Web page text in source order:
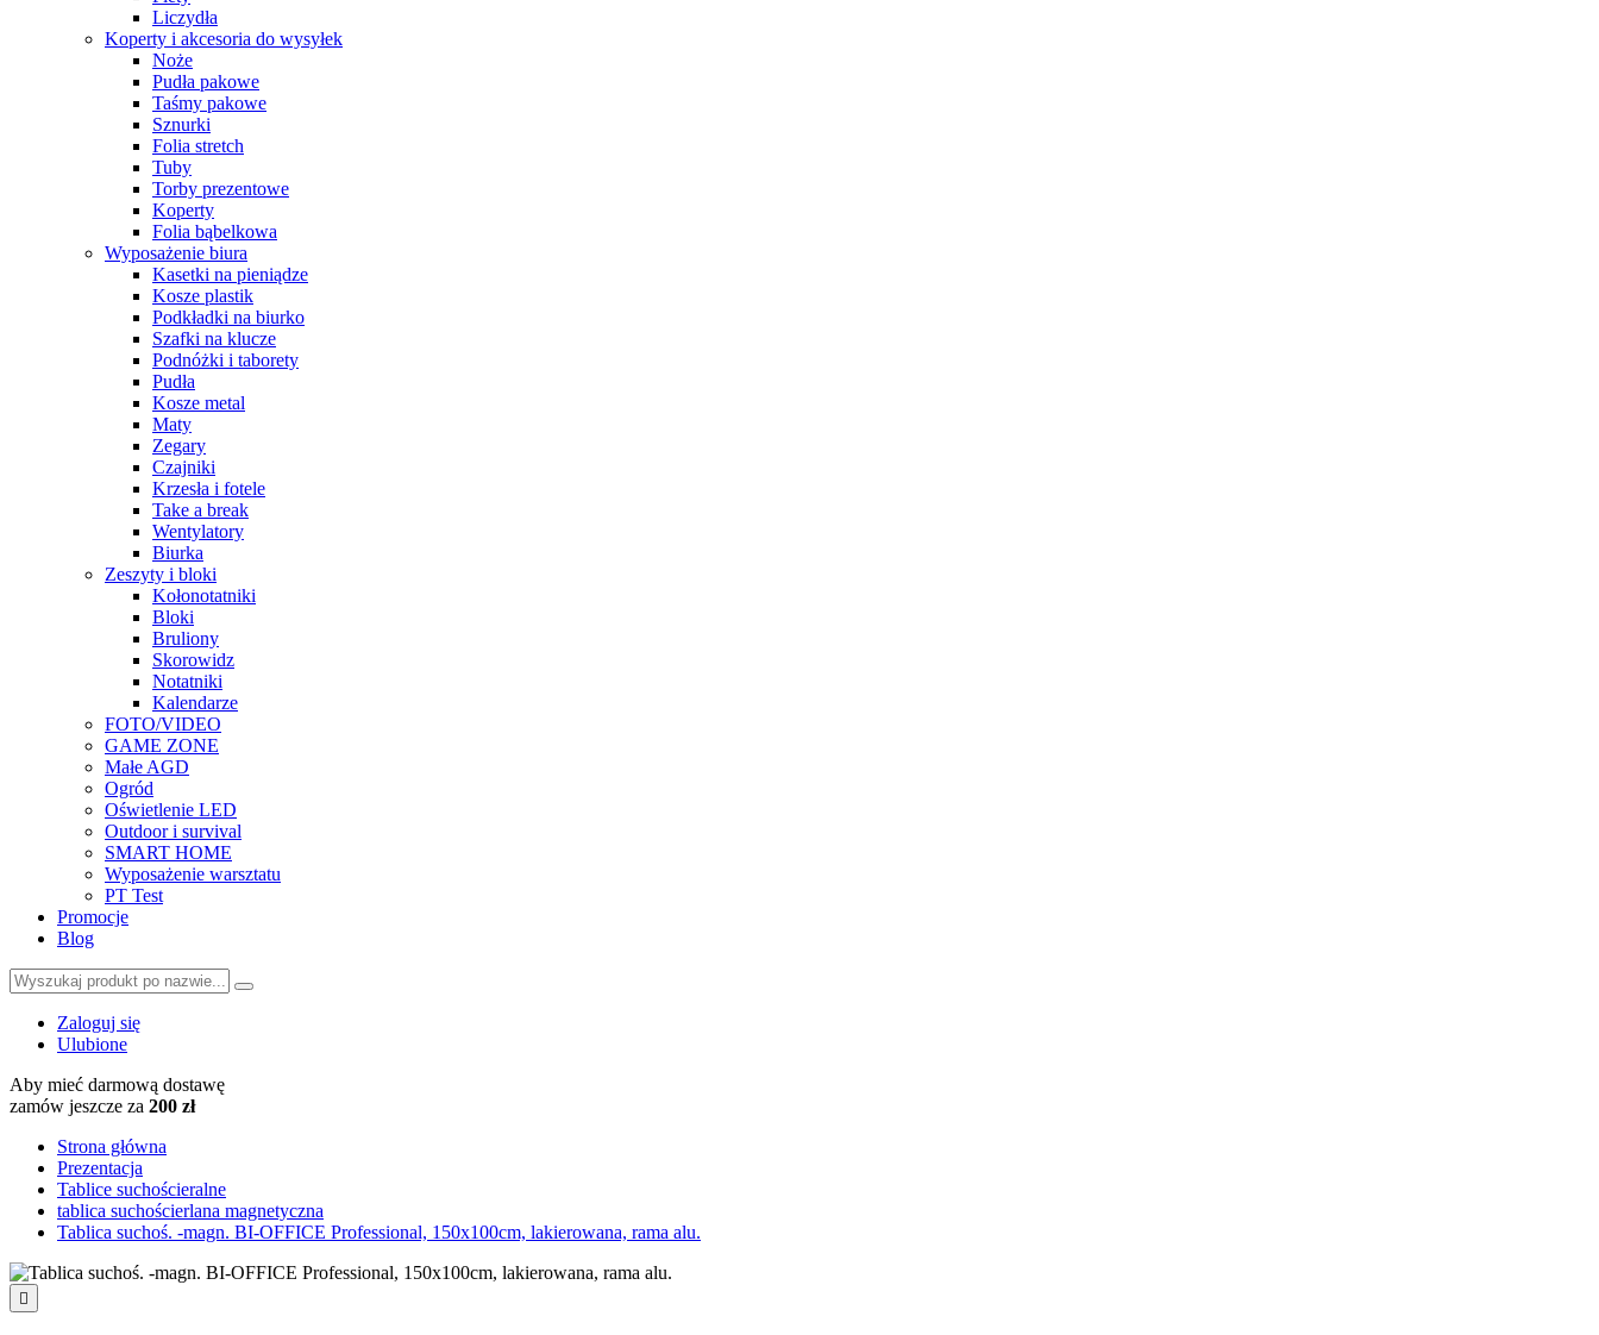
Liczydła
Koperty i akcesoria do wysyłek
Noże
Pudła pakowe
Taśmy pakowe
Sznurki
Folia stretch
Tuby
Torby prezentowe
Koperty
Folia bąbelkowa
Wyposażenie biura
Kasetki na pieniądze
Kosze plastik
Podkładki na biurko
Szafki na klucze
Podnóżki i taborety
Pudła
Kosze metal
Maty
Zegary
Czajniki
Krzesła i fotele
Take a break
Wentylatory
Biurka
Zeszyty i bloki
Kołonotatniki
Bloki
Bruliony
Skorowidz
Notatniki
Kalendarze
FOTO/VIDEO
GAME ZONE
Małe AGD
Ogród
Oświetlenie LED
Outdoor i survival
SMART HOME
Wyposażenie warsztatu
PT Test
Promocje
Blog
Zaloguj się
Ulubione
Aby mieć darmową dostawę
zamów jeszcze za 200 zł
Strona główna
Prezentacja
Tablice suchościeralne
tablica suchościerlana magnetyczna
Tablica suchoś. -magn. BI-OFFICE Professional, 150x100cm, lakierowana, rama alu.
